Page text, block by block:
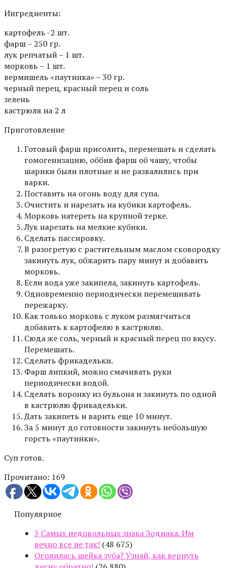
Ингредиенты:
картофель -2 шт.
фарш – 250 гр.
лук репчатый – 1 шт.
морковь – 1 шт.
вермишель «паутинка» – 30 гр.
черный перец, красный перец и соль
зелень
кастрюля на 2 л
Приготовление
Готовый фарш присолить, перемешать и сделать
гомогенизацию, оббив фарш об чашу, чтобы
шарики были плотные и не развалились при
варки.
Поставить на огонь воду для супа.
Очистить и нарезать на кубики картофель.
Морковь натереть на крупной терке.
Лук нарезать на мелкие кубики.
Сделать пассировку.
В разогретую с растительным маслом сковородку
закинуть лук, обжарить пару минут и добавить
морковь.
Если вода уже закипела, закинуть картофель.
Одновременно периодически перемешивать
пережарку.
Как только морковь с луком размягчиться
добавить к картофелю в кастрюлю.
Сюда же соль, черный и красный перец по вкусу.
Перемешать.
Сделать фрикадельки.
Фарш липкий, можно смачивать руки
периодически водой.
Сделать воронку из бульона и закинуть по одной
в кастрюлю фрикадельки.
Дать закипеть и варить еще 10 минут.
За 5 минут до готовности закинуть небольшую
горсть «паутинки».
Суп готов.
Прочитано: 169
Популярное
3 Самых недовольных знака Зодиака. Им
вечно все не так! (48 675)
Оголилась шейка зуба? Узнай, как вернуть